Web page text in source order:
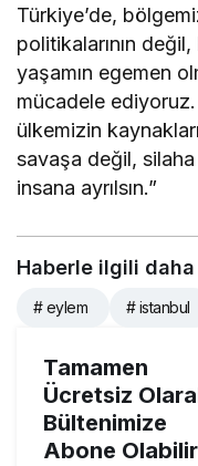
​Türkiye’de,
politikalarının değil,
yaşamın egemen
mücadele
ülkemizin
savaşa değil,
insana ayrılsın.”
Haberle ilgili daha
# eylem # istanbul
Tamamen
Ücretsiz
Bültenimize
Abone